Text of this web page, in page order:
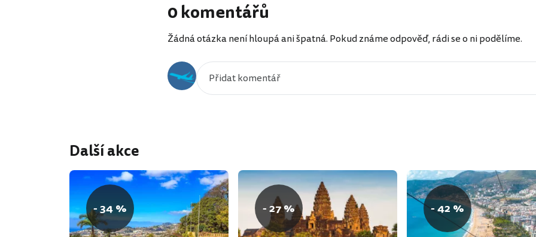
0 komentářů
Žádná otázka není hloupá ani špatná. Pokud známe odpověď, rádi se o ni podělíme.
Další akce
- 34 % - 27 % - 42 %